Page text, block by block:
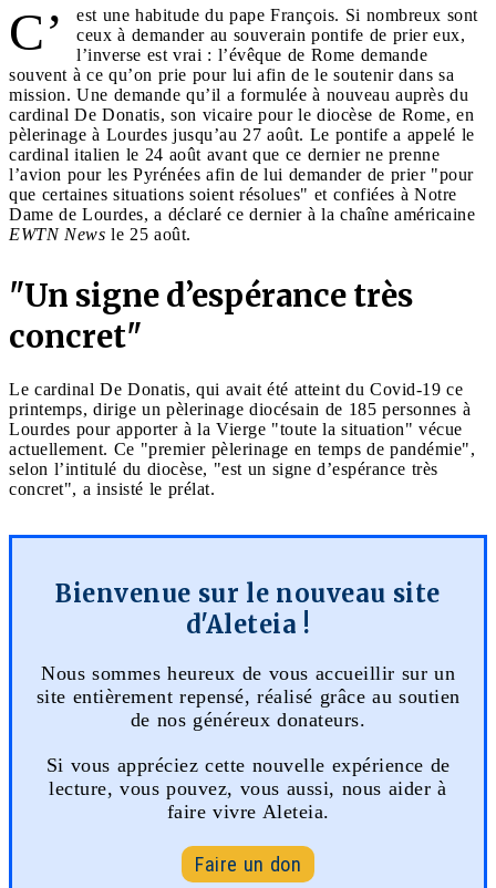
C’
est une habitude du pape François. Si nombreux sont
ceux à demander au souverain pontife de prier eux,
l’inverse est vrai : l’évêque de Rome demande
souvent à ce qu’on prie pour lui afin de le soutenir dans sa
mission. Une demande qu’il a formulée à nouveau auprès du
cardinal De Donatis, son vicaire pour le diocèse de Rome, en
pèlerinage à Lourdes jusqu’au 27 août. Le pontife a appelé le
cardinal italien le 24 août avant que ce dernier ne prenne
l’avion pour les Pyrénées afin de lui demander de prier "pour
que certaines situations soient résolues" et confiées à Notre
Dame de Lourdes, a déclaré ce dernier à la chaîne américaine
EWTN News le 25 août.
"Un signe d’espérance très
concret"
Le cardinal De Donatis, qui avait été atteint du Covid-19 ce
printemps, dirige un pèlerinage diocésain de 185 personnes à
Lourdes pour apporter à la Vierge "toute la situation" vécue
actuellement. Ce "premier pèlerinage en temps de pandémie",
selon l’intitulé du diocèse, "est un signe d’espérance très
concret", a insisté le prélat.
Bienvenue sur le nouveau site
d'Aleteia !
Nous sommes heureux de vous accueillir sur un
site entièrement repensé, réalisé grâce au soutien
de nos généreux donateurs.
Si vous appréciez cette nouvelle expérience de
lecture, vous pouvez, vous aussi, nous aider à
faire vivre Aleteia.
Faire un don